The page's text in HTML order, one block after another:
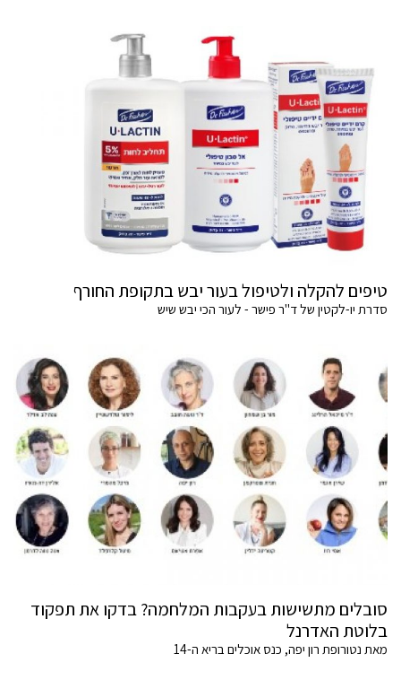
טיפים להקלה ולטיפול בעור יבש בתקופת החורף
סדרת יו-לקטין של ד"ר פישר - לעור הכי יבש שיש
סובלים מתשישות בעקבות המלחמה? בדקו את תפקוד
בלוטת האדרנל
מאת נטורופת רון יפה, כנס אוכלים בריא ה-14